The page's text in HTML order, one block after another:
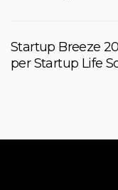
Startup Breeze
per Startup Life